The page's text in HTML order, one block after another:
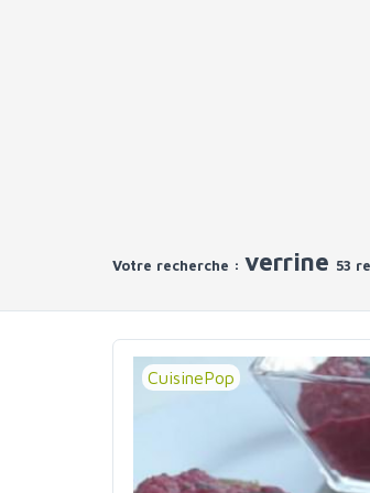
Votre recherche : verrine 53
CuisinePop